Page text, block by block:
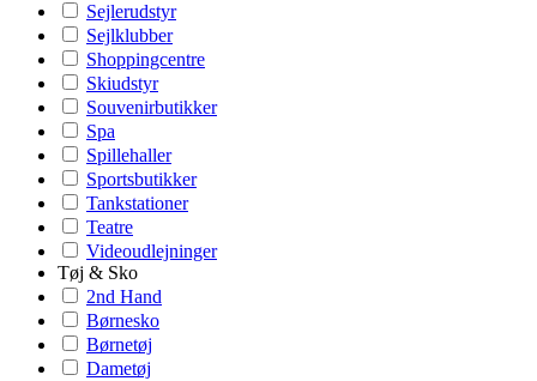
Sejlerudstyr
Sejlklubber
Shoppingcentre
Skiudstyr
Souvenirbutikker
Spa
Spillehaller
Sportsbutikker
Tankstationer
Teatre
Videoudlejninger
Tøj & Sko
2nd Hand
Børnesko
Børnetøj
Dametøj